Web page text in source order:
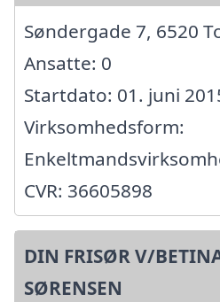
Søndergade 7, 6520
Ansatte: 0
Startdato: 01. juni
Virksomhedsform:
CVR: 36605898
DIN FRISØR V/
SØRENSEN